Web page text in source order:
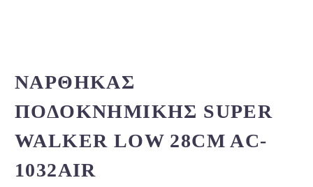
ΝΆΡΘΗΚΑΣ
ΠΟΔΟΚΝΗΜΙΚΉΣ SUPER
WALKER LOW 28CM AC-
1032AIR